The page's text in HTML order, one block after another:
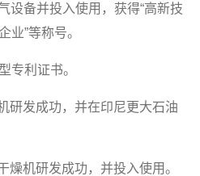
设备并投入使用，获得“高新技
业”等称号。
专利证书。
研发成功，并在印尼更大石油
燥机研发成功，并投入使用。